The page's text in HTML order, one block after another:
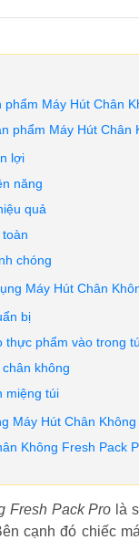
phẩm Máy Hút Chân
phẩm Máy Hút Chân
lợi
năng
quả
chóng
Máy Hút Chân
bị
thực phẩm vào trong
không
miệng túi
Máy Hút Chân
Không Fresh Pack
Fresh Pack Pro là
cạnh đó chiếc